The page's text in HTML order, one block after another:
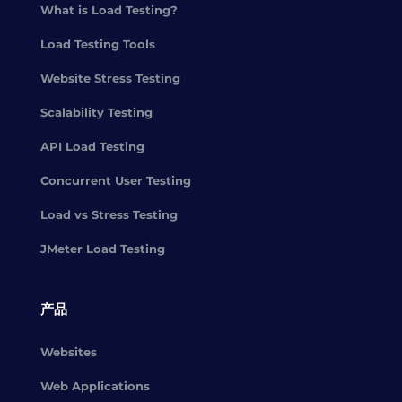
What is Load Testing?
Load Testing Tools
Website Stress Testing
Scalability Testing
API Load Testing
Concurrent User Testing
Load vs Stress Testing
JMeter Load Testing
产品
Websites
Web Applications